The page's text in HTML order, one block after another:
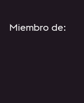
Miembro de: